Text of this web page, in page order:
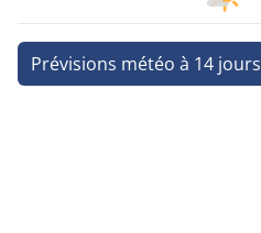
Prévisions météo à 14 jours